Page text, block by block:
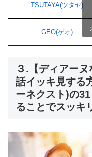
TSUTAYA(ツタヤ)
GEO(ゲオ)
３.【ディアー
話イッキ見する
ーネクスト)の
ることでスッキ